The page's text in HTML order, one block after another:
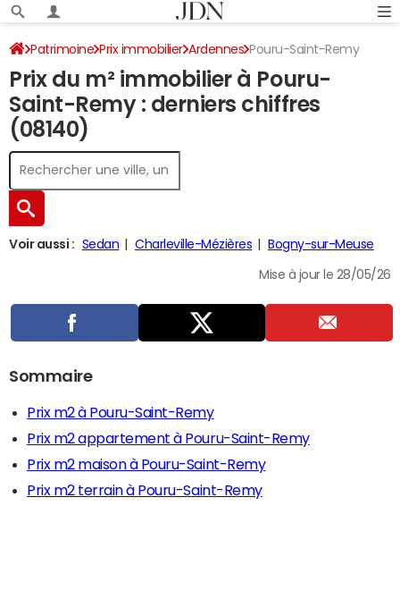
Patrimoine Prix immobilier Ardennes Pouru-Saint-Remy
Prix du m² immobilier à Pouru-
Saint-Remy : derniers chiffres
(08140)
Voir aussi : Sedan Charleville-Mézières Bogny-sur-Meuse
Mise à jour le 28/05/26
Sommaire
Prix m2 à Pouru-Saint-Remy
Prix m2 appartement à Pouru-Saint-Remy
Prix m2 maison à Pouru-Saint-Remy
Prix m2 terrain à Pouru-Saint-Remy